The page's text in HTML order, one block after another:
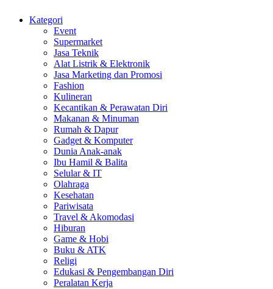
Kategori
Event
Supermarket
Jasa Teknik
Alat Listrik & Elektronik
Jasa Marketing dan Promosi
Fashion
Kulineran
Kecantikan & Perawatan Diri
Makanan & Minuman
Rumah & Dapur
Gadget & Komputer
Dunia Anak-anak
Ibu Hamil & Balita
Selular & IT
Olahraga
Kesehatan
Pariwisata
Travel & Akomodasi
Hiburan
Game & Hobi
Buku & ATK
Religi
Edukasi & Pengembangan Diri
Peralatan Kerja